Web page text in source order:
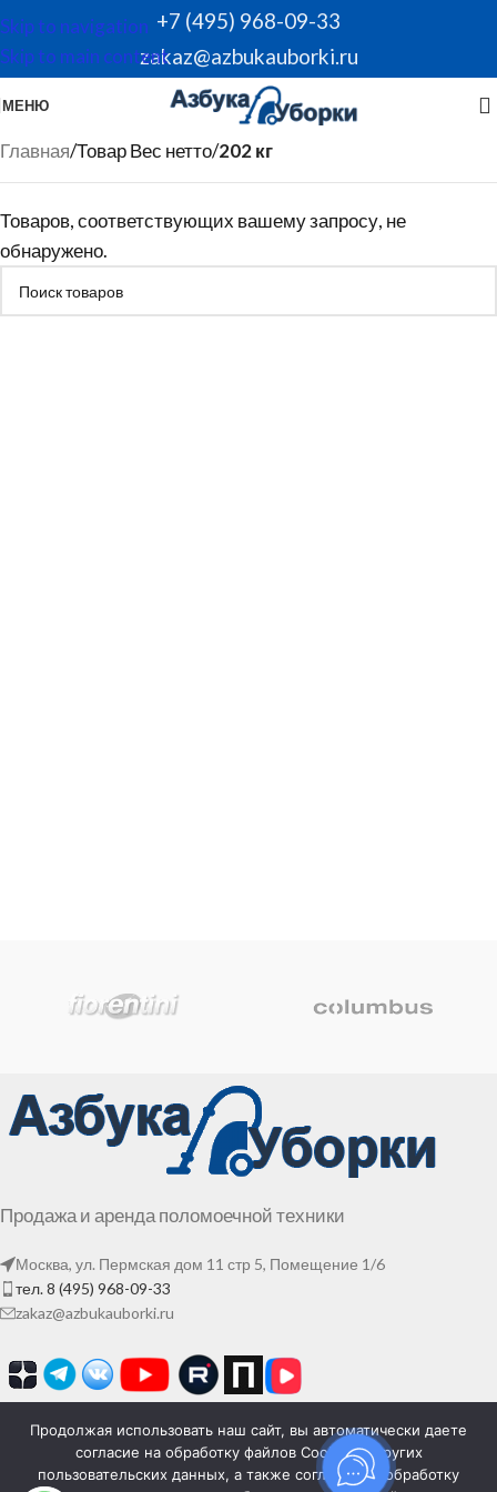
Skip to navigation
Skip to main content
+7 (495) 968-09-33
zakaz@azbukauborki.ru
МЕНЮ
Главная/Товар Вес нетто/202 кг
Товаров, соответствующих вашему запросу, не
обнаружено.
Продажа и аренда поломоечной техники
Москва, ул. Пермская дом 11 стр 5, Помещение 1/6
тел. 8 (495) 968-09-33
zakaz@azbukauborki.ru
Продолжая использовать наш сайт, вы автоматически даете
согласие на обработку файлов Cookies и других
пользовательских данных, а также согласие на обработку